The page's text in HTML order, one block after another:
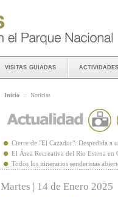
visitas guiadas actividades
Inicio :: Noticias
Cierre de "El Cazador": Despedida a
El Área Recreativa del Río Estena
Todos los itinerarios senderistas
Martes | 14 de Enero 2025